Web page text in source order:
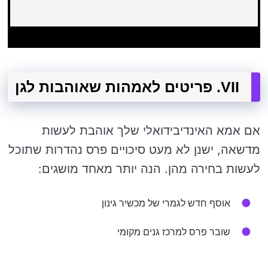
VII. פריטים לאמהות שאוהבות לגן
אם אמא האינדיבידואלי שלך אוהבת לעשות
מדשאה, ישנן לא מעט סיכויים פרס נהדרות שתוכל
לעשות בחירה מהן. הנה יותר מאחד מושגים:
אוסף חדש לגמרי של מכשיר גינון
שובר פרס למרכז גנים מקומי